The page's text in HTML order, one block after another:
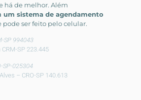
há de melhor. Além
um sistema de agendamento
pode ser feito pelo celular.
SP 994043
SP 223.445
SP-025304
– CRO-SP 140.613